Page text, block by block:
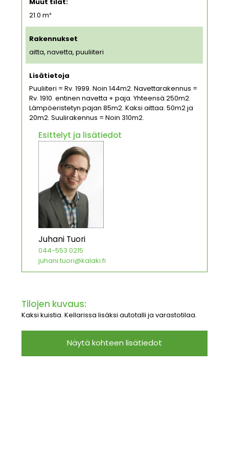
21.0 m²
Rakennukset
aitta, navetta, puuliiteri
Lisätietoja
Puuliiteri = Rv. 1999. Noin 144m2. Navettarakennus =
Rv. 1910. entinen navetta + paja. Yhteensä 250m2.
Lämpöeristetyn pajan 85m2. Kaksi aittaa. 50m2 ja
20m2. Suulirakennus = Noin 310m2.
Esittelyt ja lisätiedot
Juhani Tuori
044-553 0215
juhani.tuori@kalaki.fi
Tilojen kuvaus:
Kaksi kuistia. Kellarissa lisäksi autotalli ja varastotilaa.
Näytä kohteen lisätiedot